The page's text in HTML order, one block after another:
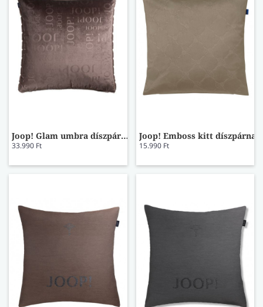
Joop! Glam umbra díszpárna
33.990 Ft
Joop! Emboss kitt díszpárna
15.990 Ft